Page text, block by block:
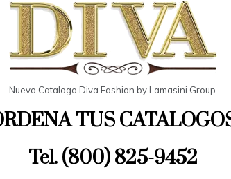
Nuevo Catalogo Diva Fashion by Lamasini Group
TUS
Tel. (800) 825-9452